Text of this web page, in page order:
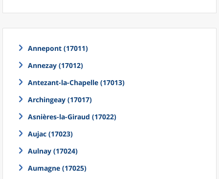
Annepont (17011)
Annezay (17012)
Antezant-la-Chapelle (17013)
Archingeay (17017)
Asnières-la-Giraud (17022)
Aujac (17023)
Aulnay (17024)
Aumagne (17025)